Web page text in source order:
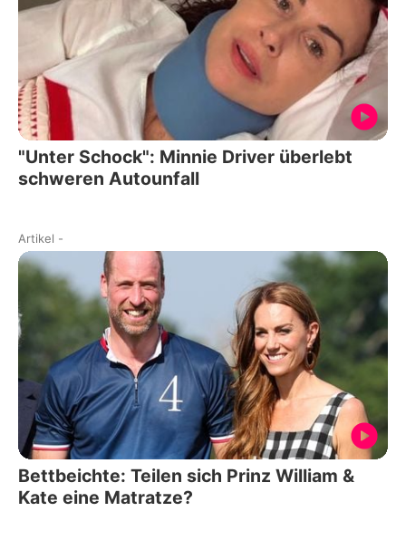
"Unter Schock": Minnie Driver überlebt
schweren Autounfall
Artikel -
Bettbeichte: Teilen sich Prinz William &
Kate eine Matratze?